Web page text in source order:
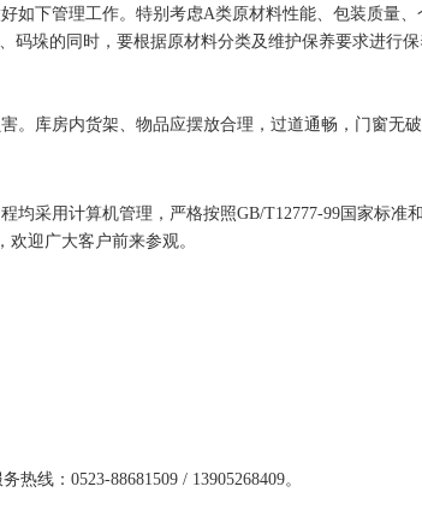
下管理工作。特别考虑A类原材料性能、包装质量、
垛的同时，要根据原材料分类及维护保养要求进行保
库房内货架、物品应摆放合理，过道通畅，门窗无
采用计算机管理，严格按照GB/T12777-99国家标准
欢迎广大客户前来参观。
线：0523-88681509 / 13905268409。